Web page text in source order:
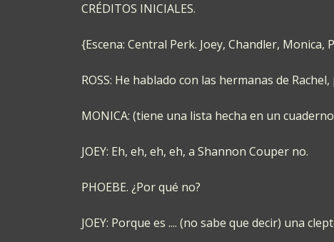
CRÉDITOS INICIALES.
{Escena: Central Perk. Joey, Chandler,
ROSS: He hablado con las hermanas de
MONICA: (tiene una lista hecha en un
JOEY: Eh, eh, eh, eh, a Shannon Couper no.
PHOEBE. ¿Por qué no?
JOEY: Porque es .... (no sabe que decir) una